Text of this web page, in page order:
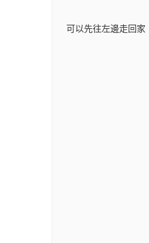
可以先往左邊走回家